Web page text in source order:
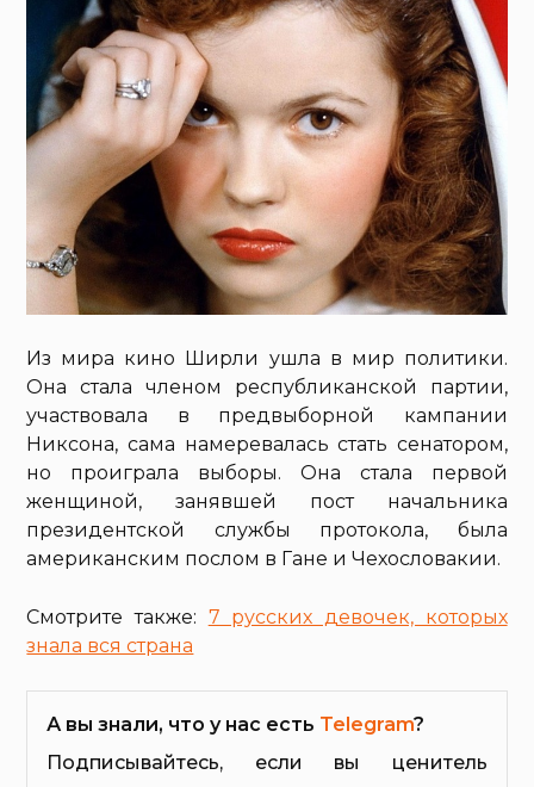
Из мира кино Ширли ушла в мир политики.
Она стала членом республиканской партии,
участвовала в предвыборной кампании
Никсона, сама намеревалась стать сенатором,
но проиграла выборы. Она стала первой
женщиной, занявшей пост начальника
президентской службы протокола, была
американским послом в Гане и Чехословакии.
Смотрите также: 7 русских девочек, которых
знала вся страна
А вы знали, что у нас есть Telegram?
Подписывайтесь, если вы ценитель